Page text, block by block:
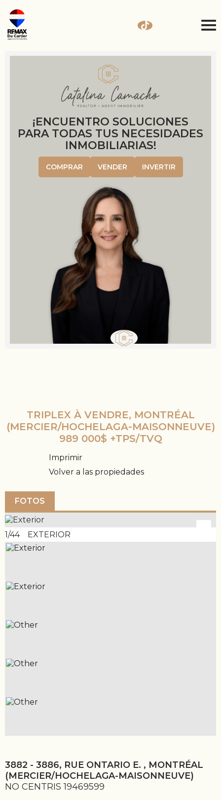
¡ENCUENTRO SOLUCIONES
PARA TODAS TUS NECESIDADES
INMOBILIARIAS!
COMPRAR VENDER INVERTIR
TRIPLEX À VENDRE, MONTRÉAL
(MERCIER/HOCHELAGA-MAISONNEUVE)
989 000$ +TPS/TVQ
Imprimir
Volver a las propiedades
FOTOS
1/44 EXTERIOR
3882 - 3886, RUE ONTARIO E. , MONTRÉAL
(MERCIER/HOCHELAGA-MAISONNEUVE)
NO CENTRIS 19469599